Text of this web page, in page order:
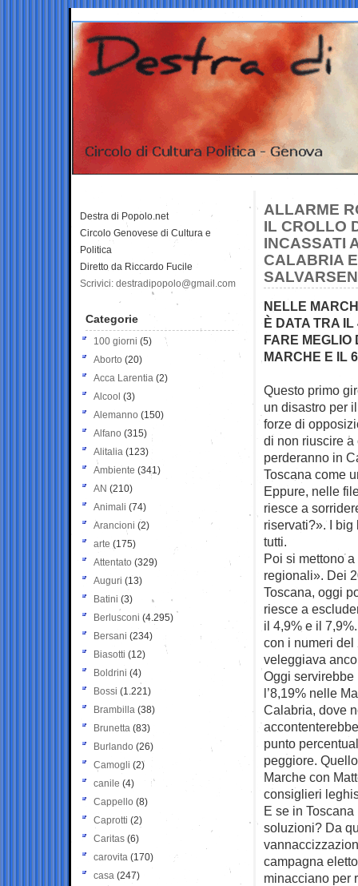
ALLARME
IL CROLLO
INCASSATI
CALABRIA
NELLE
È DATA TRA
FARE MEGLIO
MARCHE E IL
Questo primo
un disastro per
forze di
di non riuscire a
perderanno in
Toscana come
Eppure, nelle
riesce a
riservati?». I
tutti.
Poi si mettono
regionali». Dei
Toscana, oggi
riesce a
il 4,9% e il
con i numeri del
veleggiava
Oggi
l’8,19% nelle
Calabria, dove
punto
peggiore.
Marche con
consiglieri
E se in
soluzioni? Da
campagna
minacciano per
Destra di Popolo.net
Circolo Genovese di Cultura e
Politica
Diretto da Riccardo Fucile
Scrivici: destradipopolo@gmail.com
Categorie
100 giorni (5)
Aborto (20)
Acca Larentia (2)
Alcool (3)
Alemanno (150)
Alfano (315)
Alitalia (123)
Ambiente (341)
AN (210)
Animali (74)
Arancioni (2)
arte (175)
Attentato (329)
Auguri (13)
Batini (3)
Berlusconi (4.295)
Bersani (234)
Biasotti (12)
Boldrini (4)
Bossi (1.221)
Brambilla (38)
Brunetta (83)
Burlando (26)
Camogli (2)
canile (4)
Cappello (8)
Caprotti (2)
Caritas (6)
carovita (170)
casa (247)